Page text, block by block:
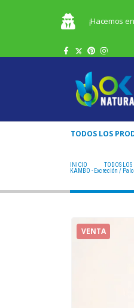
¡Hacemos
TODOS LOS
INICIO TODOS
KAMBO - Excreción /
VENTA